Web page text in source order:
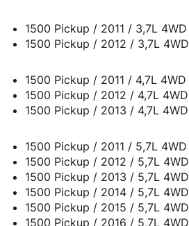
1500 Pickup / 2011 / 3,7L 4WD
1500 Pickup / 2012 / 3,7L 4WD
1500 Pickup / 2011 / 4,7L 4WD
1500 Pickup / 2012 / 4,7L 4WD
1500 Pickup / 2013 / 4,7L 4WD
1500 Pickup / 2011 / 5,7L 4WD
1500 Pickup / 2012 / 5,7L 4WD
1500 Pickup / 2013 / 5,7L 4WD
1500 Pickup / 2014 / 5,7L 4WD
1500 Pickup / 2015 / 5,7L 4WD
1500 Pickup / 2016 / 5,7L 4WD